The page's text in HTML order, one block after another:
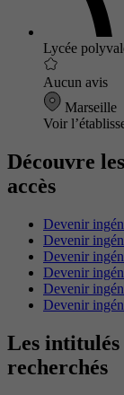
Lycée
Aucun avis
Marseille
Voir
Découvre
accès
Devenir
Devenir
Devenir
Devenir
Devenir
Devenir
Les intitulés
recherchés